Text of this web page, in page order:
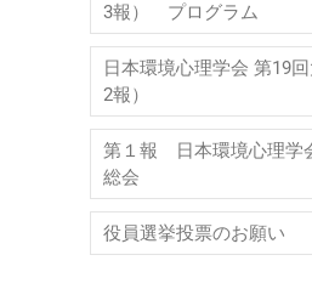
3報） プログラム
日本環境心理学会 第19
2報）
第１報 日本環境心理学
総会
役員選挙投票のお願い